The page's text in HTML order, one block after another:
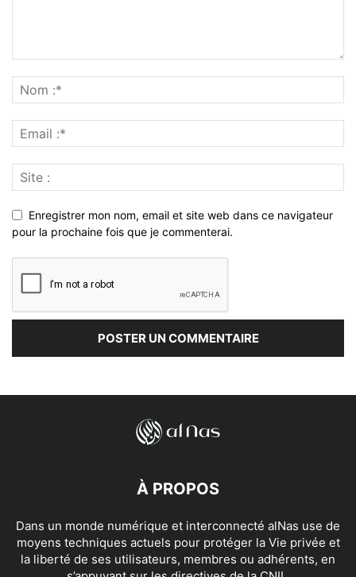
Enregistrer mon nom, email et site web dans ce navigateur
pour la prochaine fois que je commenterai.
À PROPOS
Dans un monde numérique et interconnecté alNas use de
moyens techniques actuels pour protéger la Vie privée et
la liberté de ses utilisateurs, membres ou adhérents, en